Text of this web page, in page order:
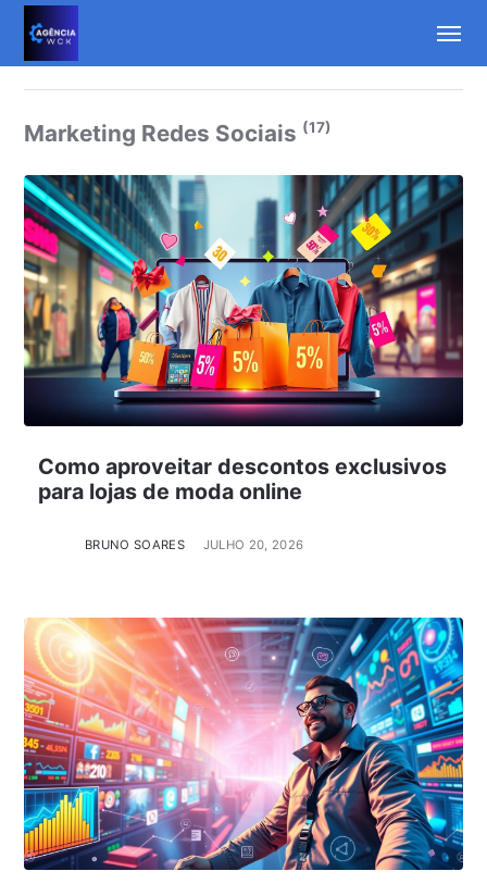
Marketing Redes Sociais (17)
Como aproveitar descontos exclusivos
para lojas de moda online
BRUNO SOARES JULHO 20, 2026